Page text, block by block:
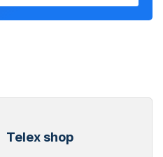
Telex shop